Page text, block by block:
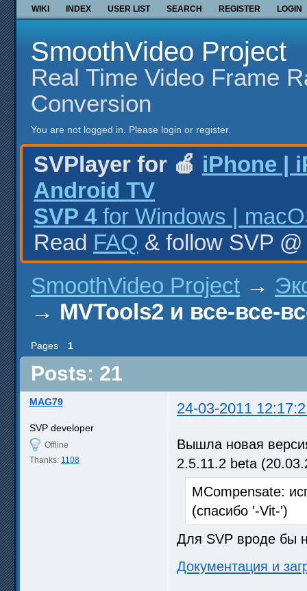
WIKI INDEX USER LIST SEARCH REGISTER LOGIN
SmoothVideo Project
Real Time Video Frame
Conversion
You are not logged in. Please login or register.
SVPlayer for 🍎 iPhone |
Android TV
SVP 4 for Windows |
Read FAQ & follow SVP
SmoothVideo Project →
→ MVTools2 и все-все-
Pages 1
Posts: 21
MAG79 24-03-2011
SVP developer
Offline
Thanks: 1108
Вышла новая
2.5.11.2 beta
MCompensate:
(спасибо '-Vit-')
Для SVP вроде бы
Документация и